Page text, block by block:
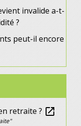
invalide a-t-
?
peut-il encore
retraite ? open_in_new